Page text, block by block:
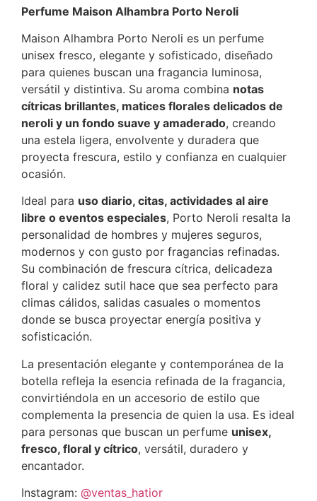
Perfume Maison Alhambra Porto Neroli
Maison Alhambra Porto Neroli es un perfume
unisex fresco, elegante y sofisticado, diseñado
para quienes buscan una fragancia luminosa,
versátil y distintiva. Su aroma combina notas
cítricas brillantes, matices florales delicados de
neroli y un fondo suave y amaderado, creando
una estela ligera, envolvente y duradera que
proyecta frescura, estilo y confianza en cualquier
ocasión.
Ideal para uso diario, citas, actividades al aire
libre o eventos especiales, Porto Neroli resalta la
personalidad de hombres y mujeres seguros,
modernos y con gusto por fragancias refinadas.
Su combinación de frescura cítrica, delicadeza
floral y calidez sutil hace que sea perfecto para
climas cálidos, salidas casuales o momentos
donde se busca proyectar energía positiva y
sofisticación.
La presentación elegante y contemporánea de la
botella refleja la esencia refinada de la fragancia,
convirtiéndola en un accesorio de estilo que
complementa la presencia de quien la usa. Es ideal
para personas que buscan un perfume unisex,
fresco, floral y cítrico, versátil, duradero y
encantador.
Instagram: @ventas_hatior